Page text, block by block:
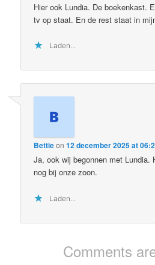
Hier ook Lundia. De boekenkast.
tv op staat. En de rest staat in
Laden...
Bettieon12 december 2025 at
Ja, ook wij begonnen met Lundia.
nog bij onze zoon.
Laden...
Comments